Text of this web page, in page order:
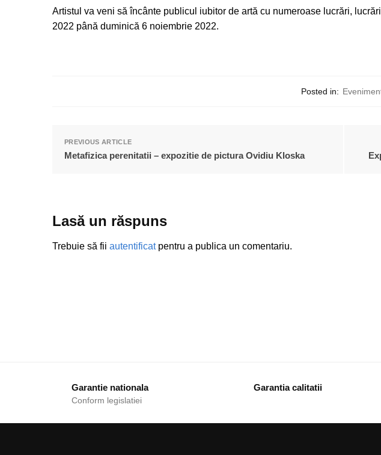
Artistul va veni să încânte publicul iubitor de artă cu numeroase lucrări,
2022 până duminică 6 noiembrie 2022.
Posted in:
PREVIOUS ARTICLE
Metafizica perenitatii – expozitie de pictura Ovidiu Kloska
Lasă un răspuns
Trebuie să fii autentificatpentru a publica un comentariu.
Garantie nationala
Conform legislatiei
Garantia calitatii